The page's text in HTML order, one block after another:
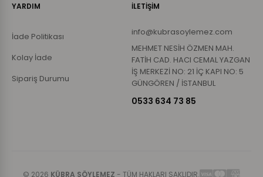
YARDIM
İade Politikası
Kolay İade
Sipariş Durumu
İLETİŞİM
info@kubrasoylemez.com
MEHMET NESİH ÖZMEN MAH.
FATİH CAD. HACI CEMAL YAZGAN
İŞ MERKEZİ NO: 21 İÇ KAPI NO: 5
GÜNGÖREN / İSTANBUL
0533 634 73 85
© 2026 KÜBRA SÖYLEMEZ - TÜM HAKLARI SAKLIDIR.